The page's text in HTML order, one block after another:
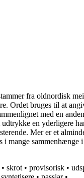
fra oldnordisk
Ordet bruges til at
med en
udtrykke en yderligere
Mer er et
i mange
• skrot • provisorisk •